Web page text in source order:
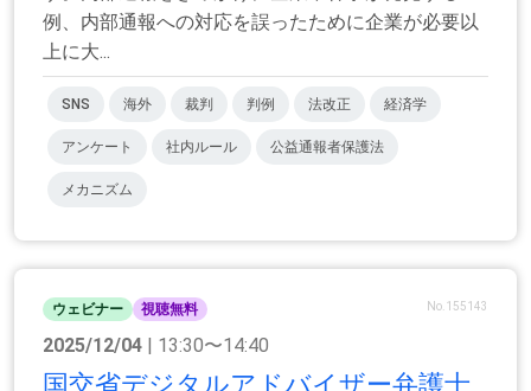
例、内部通報への対応を誤ったために企業が必要以
上に大...
SNS 海外 裁判 判例 法改正 経済学
アンケート 社内ルール 公益通報者保護法
メカニズム
ウェビナー 視聴無料 No.155143
2025/12/04 | 13:30〜14:40
国交省デジタルアドバイザー弁護士